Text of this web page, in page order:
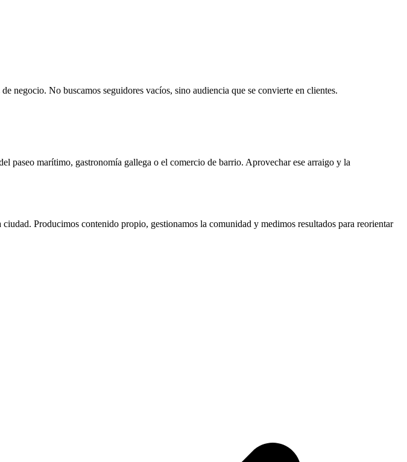
negocio. No buscamos seguidores vacíos, sino audiencia que se convierte en clientes.
paseo marítimo, gastronomía gallega o el comercio de barrio. Aprovechar ese arraigo y la
Producimos contenido propio, gestionamos la comunidad y medimos resultados para reorientar